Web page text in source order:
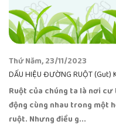
Thứ Năm, 23/11/2023
DẤU HIỆU ĐƯỜNG RUỘT (Gut)
Ruột của chúng ta là nơi
động cùng nhau trong một
ruột. Nhưng điều g...